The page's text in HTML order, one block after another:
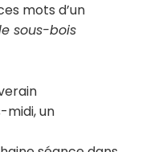
mots d’un
sous-bois
midi, un